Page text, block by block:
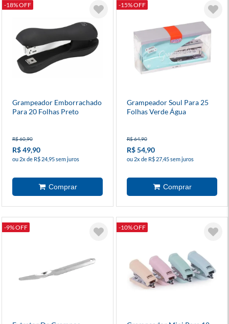
-18% OFF
Grampeador Emborrachado
Para 20 Folhas Preto
R$ 60,90
R$ 49,90
ou 2x de R$ 24,95 sem juros
-15% OFF
Grampeador Soul Para 25
Folhas Verde Água
R$ 64,90
R$ 54,90
ou 2x de R$ 27,45 sem juros
-9% OFF -10% OFF